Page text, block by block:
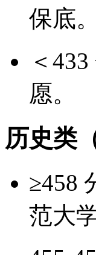
保底。
＜
愿。
历史类
≥458
范大